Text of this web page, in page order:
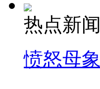
热点新闻
愤怒母